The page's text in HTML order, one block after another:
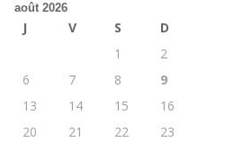
août 2026
J V S
D
1
2
6 7 8
9
13 14 15
16
20 21 22
23